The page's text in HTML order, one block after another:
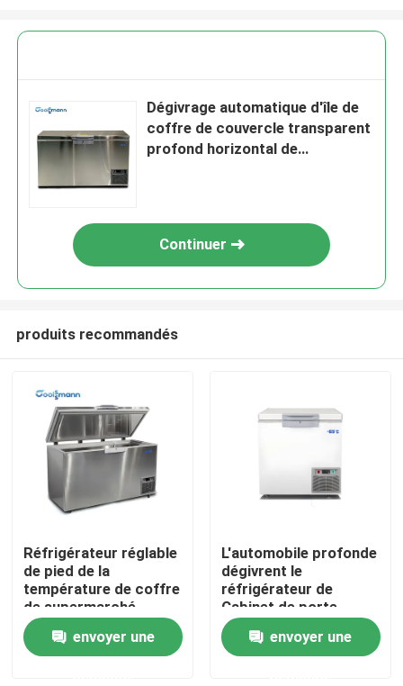
Maison
Produits
Dégivrage automatique d'île de
coffre de couvercle transparent
profond horizontal de
Continuer
produits recommandés
Réfrigérateur réglable
de pied de la
température de coffre
de supermarché
profond simple de
congélateurenvoyer une
L'automobile profonde
dégivrent le
réfrigérateur de
Cabinet de porte
coulissante d'île de
congélateur de coffre
envoyer une